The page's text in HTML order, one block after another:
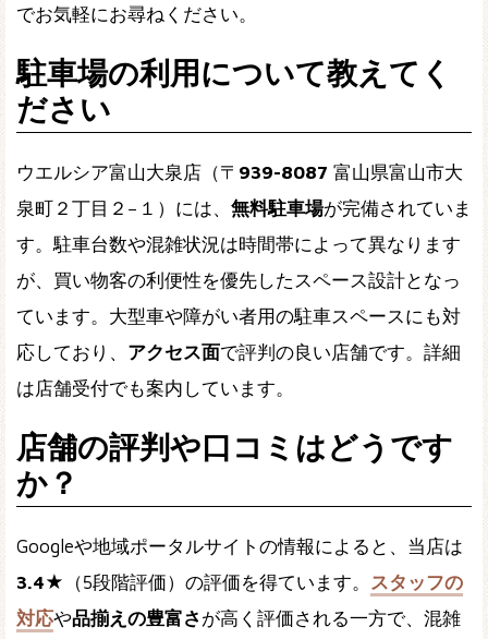
でお気軽にお尋ねください。
駐車場の利用について教えてく
ださい
ウエルシア富山大泉店（〒 939-8087 富山県富山市大
泉町２丁目２−１）には、 無料駐車場が完備されていま
す。駐車台数や混雑状況は時間帯によって異なります
が、買い物客の利便性を優先したスペース設計となっ
ています。大型車や障がい者用の駐車スペースにも対
応しており、 アクセス面で評判の良い店舗です。詳細
は店舗受付でも案内しています。
店舗の評判や口コミはどうです
か？
Googleや地域ポータルサイトの情報によると、当店は
3.4★ （5段階評価）の評価を得ています。 スタッフの
対応や品揃えの豊富さが高く評価される一方で、混雑